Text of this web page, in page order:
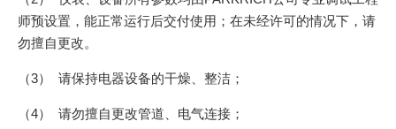
师预设置，能正常运行后交付使用；在未经许可的情况下，请
勿擅自更改。
（3） 请保持电器设备的干燥、整洁；
（4） 请勿擅自更改管道、电气连接；